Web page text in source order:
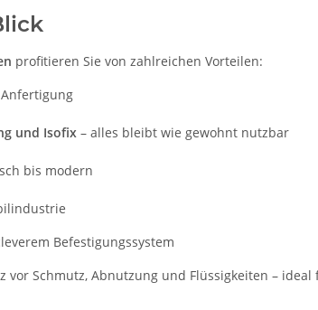
profitieren Sie von zahlreichen Vorteilen:
und Isofix – alles bleibt wie gewohnt nutzbar
bis modern
Befestigungssystem
vor Schmutz, Abnutzung und Flüssigkeiten –